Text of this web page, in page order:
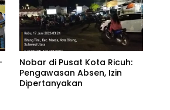
Nobar di Pusat Kota Ricuh:
Pengawasan Absen, Izin
Dipertanyakan